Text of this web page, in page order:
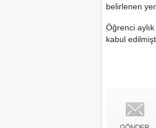
belirlenen
Öğrenci
kabul